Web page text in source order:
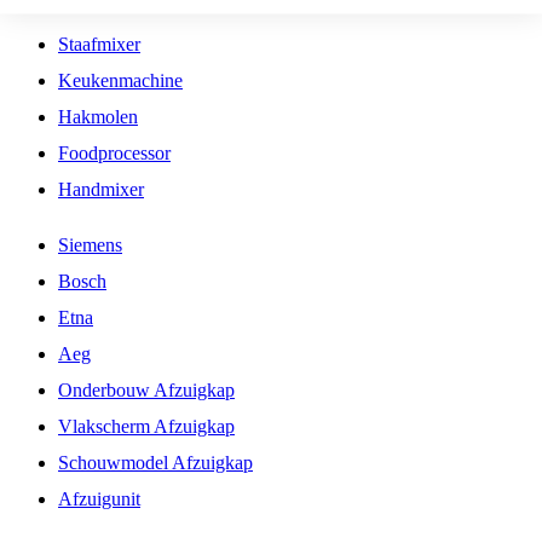
Staafmixer
Keukenmachine
Hakmolen
Foodprocessor
Handmixer
Siemens
Bosch
Etna
Aeg
Onderbouw Afzuigkap
Vlakscherm Afzuigkap
Schouwmodel Afzuigkap
Afzuigunit